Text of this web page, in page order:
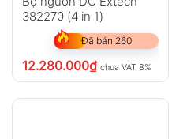
382270 (4 in 1)
Đã bán 260
12.280.000₫ chưa VAT 8%